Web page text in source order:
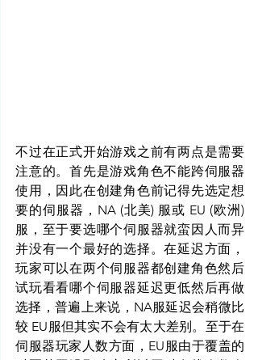
不过在正式开始游戏之前有两点是需要
注意的。首先是游戏角色不能跨伺服器
使用，因此在创建角色前记得先选定想
要的伺服器，NA (北美) 服或 EU (欧洲)
服，至于要选哪个伺服器就蛮因人而异
并没有一个最好的选择。在延迟方面，
玩家可以在两个伺服器都创建角色然后
试玩看看哪个伺服器延迟更低然后再做
选择，普遍上来说，NA服延迟会稍微比
较 EU服但其实不会有太大差别。至于在
伺服器玩家人数方面，EU服由于覆盖的